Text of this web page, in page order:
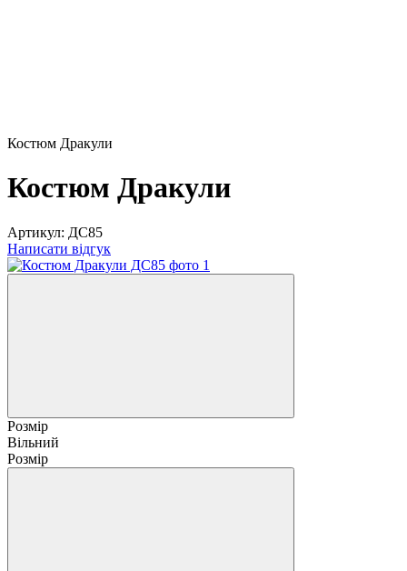
Костюм Дракули
Костюм Дракули
Артикул: ДС85
Написати відгук
Розмір
Вільний
Розмір